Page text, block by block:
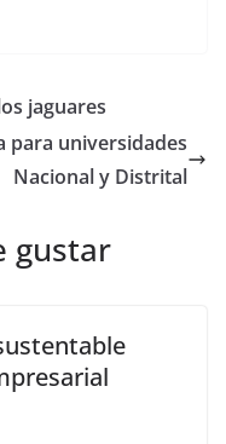
jaguares
para universidades
Nacional y Distrital
gustar